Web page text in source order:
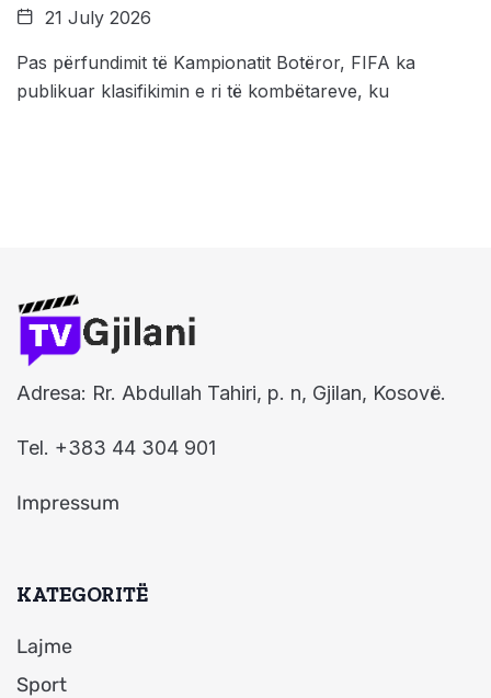
21 July 2026
Pas përfundimit të Kampionatit Botëror, FIFA ka
publikuar klasifikimin e ri të kombëtareve, ku
Adresa: Rr. Abdullah Tahiri, p. n, Gjilan, Kosovë.
Tel. +383 44 304 901
Impressum
KATEGORITË
Lajme
Sport